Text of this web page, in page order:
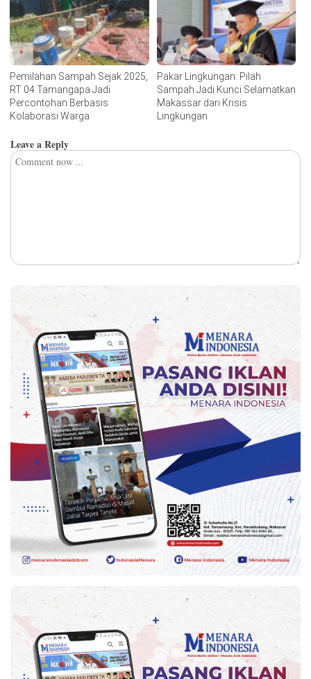
Pemilahan Sampah Sejak 2025,
RT 04 Tamangapa Jadi
Percontohan Berbasis
Kolaborasi Warga
Pakar Lingkungan: Pilah
Sampah Jadi Kunci Selamatkan
Makassar dari Krisis
Lingkungan
Leave a Reply